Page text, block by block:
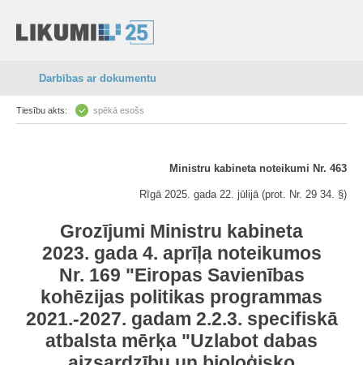
Darbības ar dokumentu
Tiesību akts: spēkā esošs
Ministru kabineta noteikumi Nr. 463
Rīgā 2025. gada 22. jūlijā (prot. Nr. 29 34. §)
Grozījumi Ministru kabineta
2023. gada 4. aprīļa noteikumos
Nr. 169 "Eiropas Savienības
kohēzijas politikas programmas
2021.-2027. gadam 2.2.3. specifiskā
atbalsta mērķa "Uzlabot dabas